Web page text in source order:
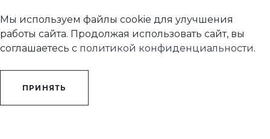
Мы используем файлы cookie для улучшения
работы сайта. Продолжая использовать сайт, вы
соглашаетесь с политикой конфиденциальности.
ПРИНЯТЬ